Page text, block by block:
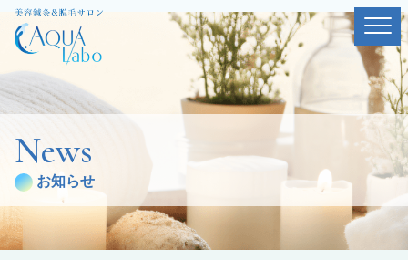
News
お知らせ